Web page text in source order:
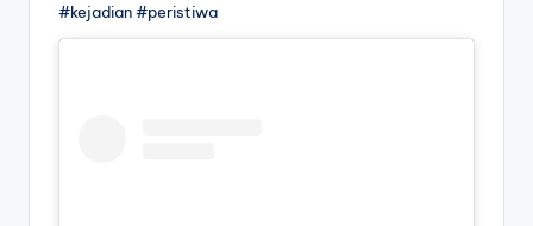
#kejadian #peristiwa